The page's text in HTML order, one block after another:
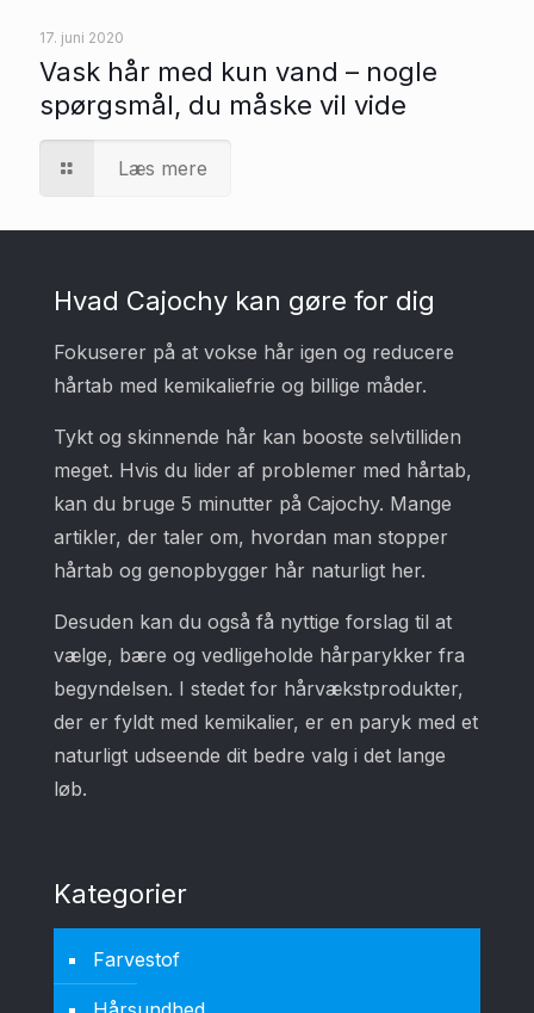
17. juni 2020
Vask hår med kun vand – nogle
spørgsmål, du måske vil vide
Læs mere
Hvad Cajochy kan gøre for dig
Fokuserer på at vokse hår igen og reducere
hårtab med kemikaliefrie og billige måder.
Tykt og skinnende hår kan booste selvtilliden
meget. Hvis du lider af problemer med hårtab,
kan du bruge 5 minutter på Cajochy. Mange
artikler, der taler om, hvordan man stopper
hårtab og genopbygger hår naturligt her.
Desuden kan du også få nyttige forslag til at
vælge, bære og vedligeholde hårparykker fra
begyndelsen. I stedet for hårvækstprodukter,
der er fyldt med kemikalier, er en paryk med et
naturligt udseende dit bedre valg i det lange
løb.
Kategorier
Farvestof